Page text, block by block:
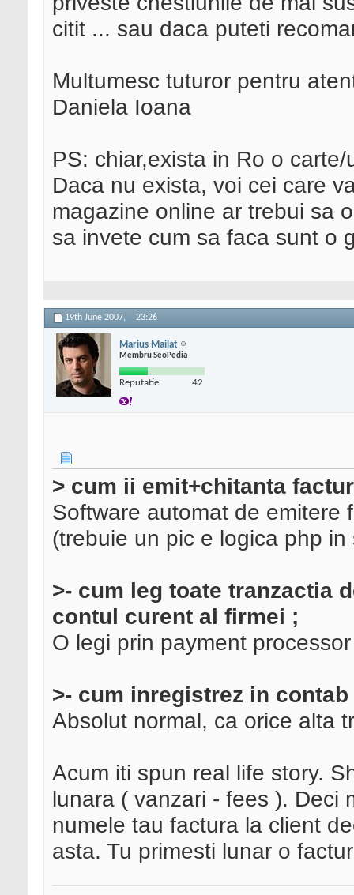
citit ... sau daca puteti
Multumesc tuturor pentru
Daniela Ioana
PS: chiar,exista in Ro o
Daca nu exista, voi cei care
magazine online ar trebui sa
sa invete cum sa faca sunt o
19th June 2007, 23:26
Marius Mailat
Membru SeoPedia
Reputatie: 42
> cum ii emit+chitanta
Software automat de emitere
(trebuie un pic e logica php in
>- cum leg toate tranzactia
contul curent al firmei ;
O legi prin payment
>- cum inregistrez in
Absolut normal, ca orice alta
Acum iti spun real life story.
lunara ( vanzari - fees ). Deci
numele tau factura la client
asta. Tu primesti lunar o